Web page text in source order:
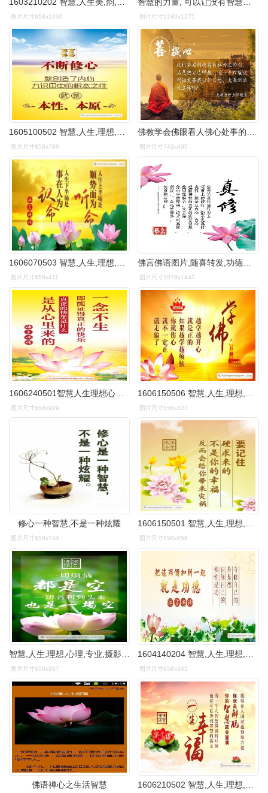
图片尺寸658x1036 图片尺寸1240x1275
1605100502 智慧,人生,理想,心理,专业,摄影,美,韵,观音,菩萨,唯美,花
图片尺寸658x789
佛教学会佛眼看人佛心处事的大智慧人生从此幸福无碍
图片尺寸743x495
图片尺寸658x411 图片尺寸1078x1440
图片尺寸658x929 图片尺寸658x423
修心一种智慧,不是一种炫耀
图片尺寸658x744
1606150501 智慧,人生,理想,心理,专业,摄影,美,韵,观音,菩萨,唯美,花
图片尺寸658x658
图片尺寸658x987 图片尺寸658x341
佛语禅心之生活智慧